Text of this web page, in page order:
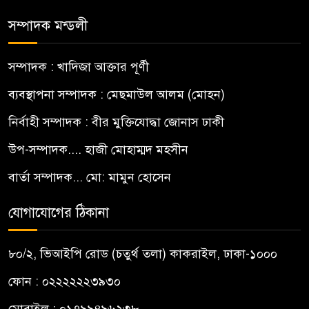
সম্পাদক মন্ডলী
সম্পাদক : খাদিজা আক্তার পূর্ণী
ব্যবস্থাপনা সম্পাদক : মেছমাউল আলম (মোহন)
নির্বাহী সম্পাদক : বীর মুক্তিযোদ্ধা জোনাস ঢাকী
উপ-সম্পাদক.... হাজী মোহাম্মদ মহসীন
বার্তা সম্পাদক... মো: মামুন হোসেন
যোগাযোগের ঠিকানা
৮০/২, ভিআইপি রোড (চতুর্থ তলা) কাকরাইল, ঢাকা-১০০০
ফোন : ০২২২২২২৩৯৩০